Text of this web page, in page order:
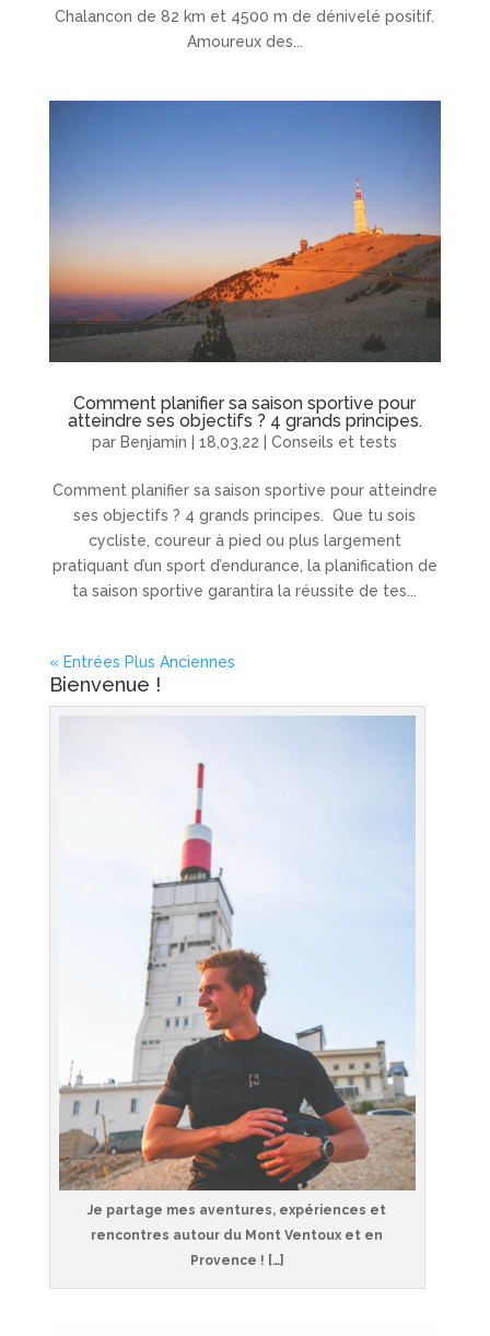
Chalancon de 82 km et 4500 m de dénivelé positif.
Amoureux des...
Comment planifier sa saison sportive pour
atteindre ses objectifs ? 4 grands principes.
par Benjamin |18,03,22 |Conseils et tests
Comment planifier sa saison sportive pour atteindre
ses objectifs ? 4 grands principes. Que tu sois
cycliste, coureur à pied ou plus largement
pratiquant d’un sport d’endurance, la planification de
ta saison sportive garantira la réussite de tes...
« Entrées Plus Anciennes
Bienvenue !
Je partage mes aventures, expériences et
rencontres autour du Mont Ventoux et en
Provence ! […]